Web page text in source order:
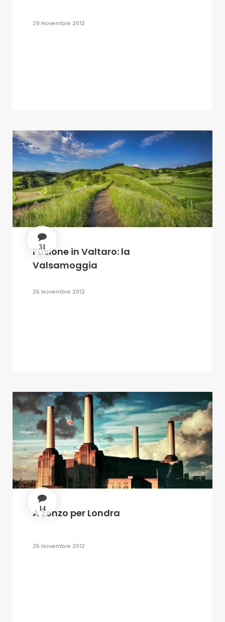
29 Novembre 2012
31
Fusione in Valtaro: la
Valsamoggia
26 Novembre 2012
14
A zonzo per Londra
25 Novembre 2012